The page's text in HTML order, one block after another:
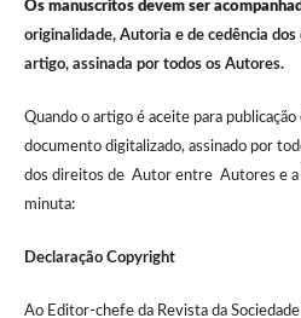
Os manuscritos devem ser
originalidade, Autoria e de cedência
artigo, assinada por todos os Autores.
Quando o artigo é aceite para
documento digitalizado, assinado por
dos direitos de Autor entre Autores e a
minuta:
Declaração Copyright
Ao Editor-chefe da Revista da